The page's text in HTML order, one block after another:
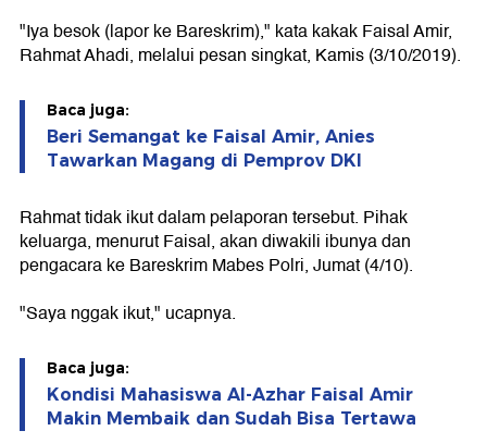
"Iya besok (lapor ke Bareskrim)," kata kakak Faisal Amir,
Rahmat Ahadi, melalui pesan singkat, Kamis (3/10/2019).
Baca juga:
Beri Semangat ke Faisal Amir, Anies
Tawarkan Magang di Pemprov DKI
Rahmat tidak ikut dalam pelaporan tersebut. Pihak
keluarga, menurut Faisal, akan diwakili ibunya dan
pengacara ke Bareskrim Mabes Polri, Jumat (4/10).
"Saya nggak ikut," ucapnya.
Baca juga:
Kondisi Mahasiswa Al-Azhar Faisal Amir
Makin Membaik dan Sudah Bisa Tertawa